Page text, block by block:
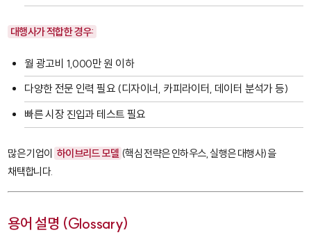
대행사가 적합한 경우:
월 광고비 1,000만 원 이하
다양한 전문 인력 필요 (디자이너, 카피라이터, 데이터 분석가 등)
빠른 시장 진입과 테스트 필요
많은 기업이 하이브리드 모델 (핵심 전략은 인하우스, 실행은 대행사)을
채택합니다.
용어 설명 (Glossary)